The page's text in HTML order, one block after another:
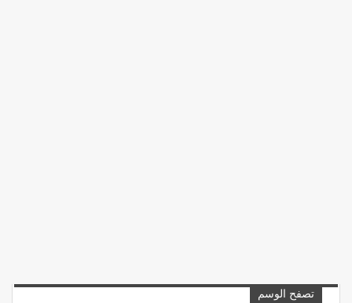
تصفح الوسم